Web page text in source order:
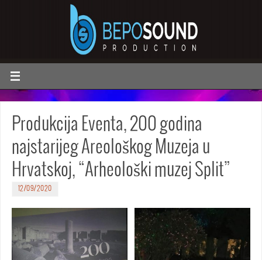
Produkcija Eventa, 200 godina
najstarijeg Areološkog Muzeja u
Hrvatskoj, “Arheološki muzej Split”
12/09/2020